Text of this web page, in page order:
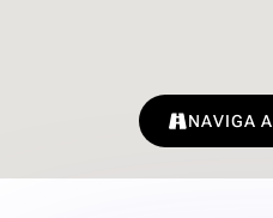
NAVIGA